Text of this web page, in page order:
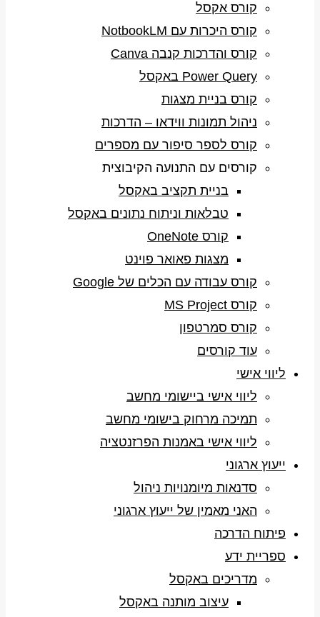
קורס אקסל
קורס היכרות עם NotbookLM
קורס והדרכות קנבה Canva
Power Query באקסל
קורס בניית מצגות
ניהול תמונות ווידאו – הדרכות
קורס לספר סיפור עם מספרים
קורסים עם התנועה הקיבוצית
בניית תקציב באקסל
טבלאות וניתוח נתונים באקסל
קורס OneNote
מצגות פאואר פוינט
קורס עבודה עם הכלים של Google
קורס MS Project
קורס סמרטפון
עוד קורסים
ליווי אישי
ליווי אישי ביישומי מחשב
תמיכה מרחוק בישומי מחשב
ליווי אישי באמנות הפרזנטציה
ייעוץ ארגוני
סדנאות מיומנויות ניהול
האני מאמין של ייעוץ ארגוני
פיתוח הדרכה
ספריית ידע
מדריכים באקסל
עיצוב מותנה באקסל